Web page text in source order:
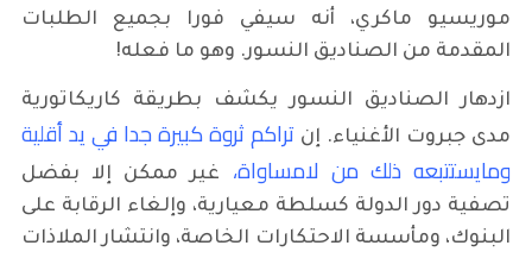
موريسيو ماكري، أنه سيفي فورا بجميع الطلبات
المقدمة من الصناديق النسور. وهو ما فعله!
ازدهار الصناديق النسور يكشف بطريقة كاريكاتورية
مدى جبروت الأغنياء. إن تراكم ثروة كبيرة جدا في يد أقلية
ومايستتبعه ذلك من لامساواة، غير ممكن إلا بفضل
تصفية دور الدولة كسلطة معيارية، وإلغاء الرقابة على
البنوك، ومأسسة الاحتكارات الخاصة، وانتشار الملاذات